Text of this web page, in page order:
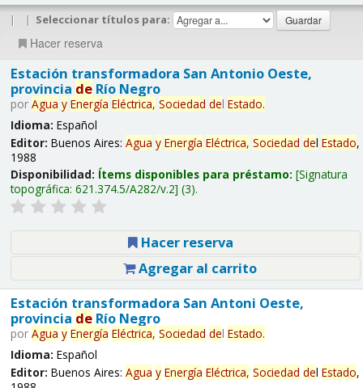
| | Seleccionar títulos para:
Hacer reserva
Estación transformadora San Antonio Oeste,
provincia deRío Negro
por Agua y Energía Eléctrica, Sociedad del Estado.
Idioma: Español
Editor: Buenos Aires: Agua y Energía Eléctrica, Sociedad del Estado,
1988
Disponibilidad: Ítems disponibles para préstamo: Signatura
topográfica: 621.374.5/A282/v.2 (3).
Hacer reserva
Agregar al carrito
Estación transformadora San Antoni Oeste,
provincia deRío Negro
por Agua y Energía Eléctrica, Sociedad del Estado.
Idioma: Español
Editor: Buenos Aires: Agua y Energía Eléctrica, Sociedad del Estado,